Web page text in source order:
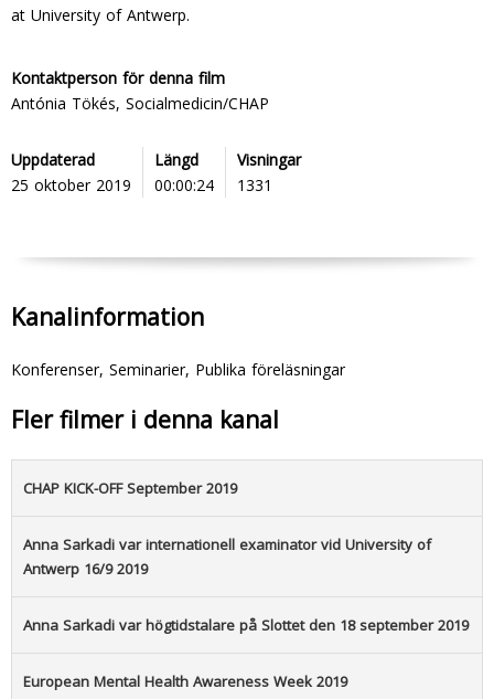
at University of Antwerp.
Kontaktperson för denna film
Antónia Tökés, Socialmedicin/CHAP
Uppdaterad
25 oktober 2019
Längd
00:00:24
Visningar
1331
Kanalinformation
Konferenser, Seminarier, Publika föreläsningar
Fler filmer i denna kanal
CHAP KICK-OFF September 2019
Anna Sarkadi var internationell examinator vid University of
Antwerp 16/9 2019
Anna Sarkadi var högtidstalare på Slottet den 18 september 2019
European Mental Health Awareness Week 2019